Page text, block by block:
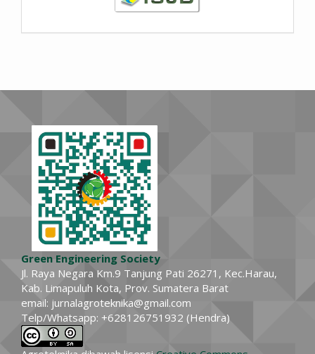
Green Engineering Society
Jl. Raya Negara Km.9 Tanjung Pati 26271, Kec.Harau,
Kab. Limapuluh Kota, Prov. Sumatera Barat
email: jurnalagroteknika@gmail.com
Telp/Whatsapp: +628126751932 (Hendra)